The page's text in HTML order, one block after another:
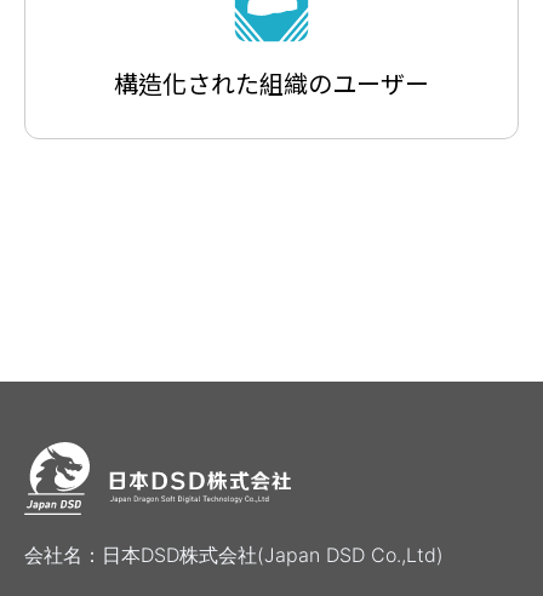
構造化された組織のユーザー
会社名：日本DSD株式会社(Japan DSD Co.,Ltd)